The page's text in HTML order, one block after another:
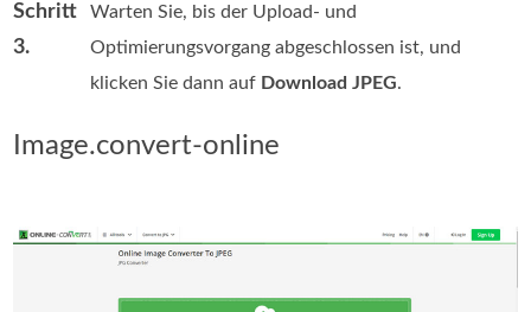
Schritt
3.
Warten Sie, bis der Upload- und
Optimierungsvorgang abgeschlossen ist, und
klicken Sie dann auf Download JPEG.
Image.convert-online